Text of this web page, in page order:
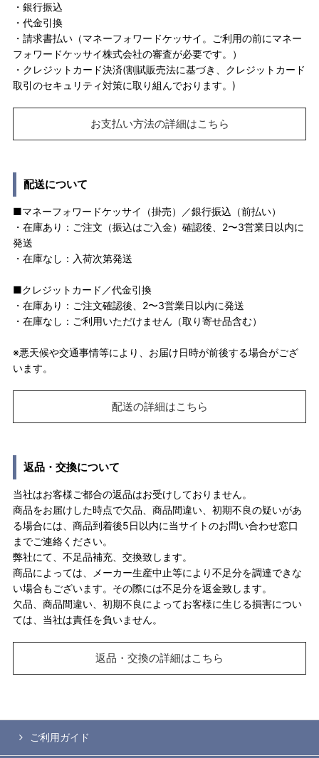
・銀行振込
・代金引換
・請求書払い（マネーフォワードケッサイ。ご利用の前にマネー
フォワードケッサイ株式会社の審査が必要です。）
・クレジットカード決済(割賦販売法に基づき、クレジットカード
取引のセキュリティ対策に取り組んでおります。)
お支払い方法の詳細はこちら
配送について
■マネーフォワードケッサイ（掛売）／銀行振込（前払い）
・在庫あり：ご注文（振込はご入金）確認後、2〜3営業日以内に
発送
・在庫なし：入荷次第発送
■クレジットカード／代金引換
・在庫あり：ご注文確認後、2〜3営業日以内に発送
・在庫なし：ご利用いただけません（取り寄せ品含む）
※悪天候や交通事情等により、お届け日時が前後する場合がござ
います。
配送の詳細はこちら
返品・交換について
当社はお客様ご都合の返品はお受けしておりません。
商品をお届けした時点で欠品、商品間違い、初期不良の疑いがあ
る場合には、商品到着後5日以内に当サイトのお問い合わせ窓口
までご連絡ください。
弊社にて、不足品補充、交換致します。
商品によっては、メーカー生産中止等により不足分を調達できな
い場合もございます。その際には不足分を返金致します。
欠品、商品間違い、初期不良によってお客様に生じる損害につい
ては、当社は責任を負いません。
返品・交換の詳細はこちら
ご利用ガイド